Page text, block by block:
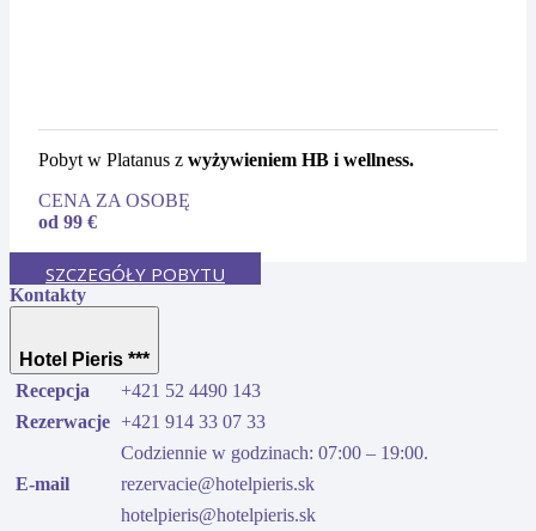
Pobyt w Platanus z wyżywieniem HB i wellness.
CENA ZA OSOBĘ
od 99 €
SZCZEGÓŁY POBYTU
Kontakty
Hotel Pieris ***
Recepcja
+421 52 4490 143
Rezerwacje +421 914 33 07 33
Codziennie w godzinach: 07:00 – 19:00.
E-mail
rezervacie@hotelpieris.sk
hotelpieris@hotelpieris.sk